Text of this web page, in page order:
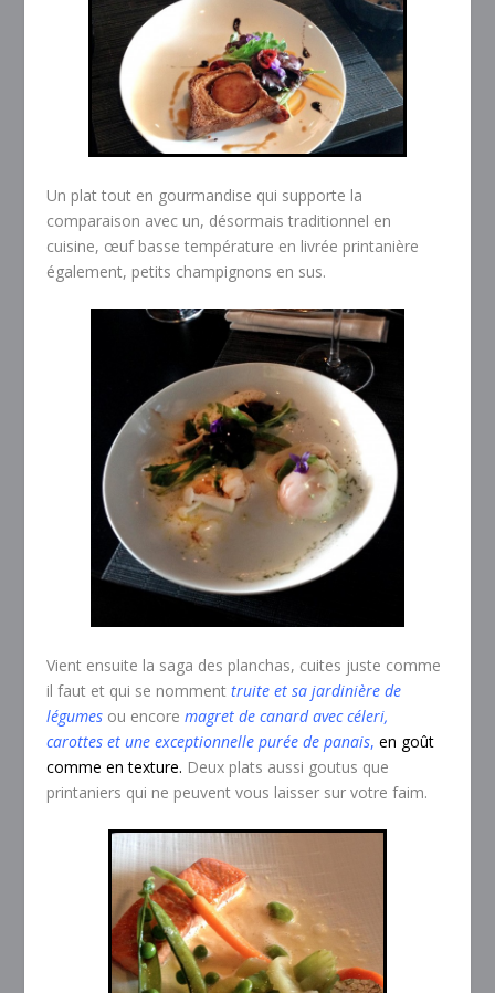
Un plat tout en gourmandise qui supporte la
comparaison avec un, désormais traditionnel en
cuisine, œuf basse température en livrée printanière
également, petits champignons en sus.
Vient ensuite la saga des planchas, cuites juste comme
il faut et qui se nommenttruite et sa jardinière de
légumes ou encoremagret de canard avec céleri,
carottes et une exceptionnelle purée de panais,en goût
comme en texture. Deux plats aussi goutus que
printaniers qui ne peuvent vous laisser sur votre faim.